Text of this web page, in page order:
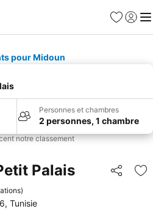
Favoris
Se
pour Midoun
Personnes et chambres
2 personnes, 1 chambre
notre classement
Palais Partager
)
Tunisie